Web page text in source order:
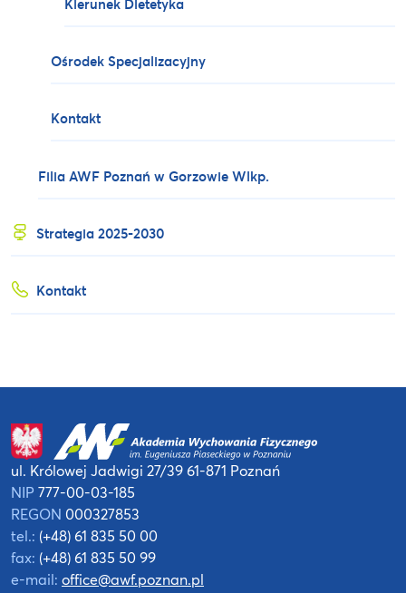
Ośrodek Specjalizacyjny
Kontakt
Filia AWF Poznań w Gorzowie Wlkp.
Strategia 2025-2030
Kontakt
ul. Królowej Jadwigi 27/3961-871 Poznań
NIP 777-00-03-185
REGON 000327853
tel.: (+48) 61 835 50 00
fax: (+48) 61 835 50 99
e-mail: office@awf.poznan.pl